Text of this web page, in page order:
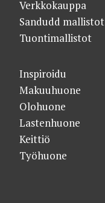
Verkkokauppa
Sandudd mallistot
Tuontimallistot
Inspiroidu
Makuuhuone
Olohuone
Lastenhuone
Keittiö
Työhuone